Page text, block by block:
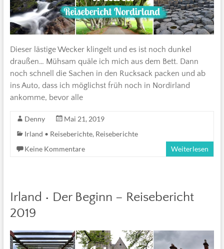
Dieser lästige Wecker klingelt und es ist noch dunkel
draußen… Mühsam quäle ich mich aus dem Bett. Dann
noch schnell die Sachen in den Rucksack packen und ab
ins Auto, dass ich möglichst früh noch in Nordirland
ankomme, bevor alle
Denny
Mai 21, 2019
Irland • Reiseberichte, Reiseberichte
Keine Kommentare
Weiterlesen
Irland • Der Beginn – Reisebericht
2019